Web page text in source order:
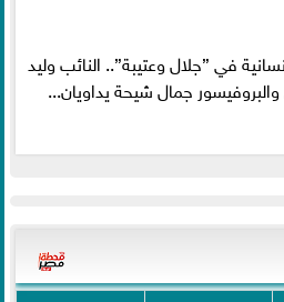
في ”جلال وعتيبة”.. النائب وليد
والبروفيسور جمال شيحة يداويان...